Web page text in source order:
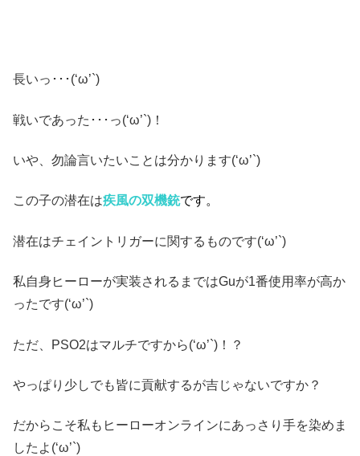
長いっ･･･(‘ω’`)
戦いであった･･･っ(‘ω’`)！
いや、勿論言いたいことは分かります(‘ω’`)
この子の潜在は疾風の双機銃です。
潜在はチェイントリガーに関するものです(‘ω’`)
私自身ヒーローが実装されるまではGuが1番使用率が高か
ったです(‘ω’`)
ただ、PSO2はマルチですから(‘ω’`)！？
やっぱり少しでも皆に貢献するが吉じゃないですか？
だからこそ私もヒーローオンラインにあっさり手を染めま
したよ(‘ω’`)